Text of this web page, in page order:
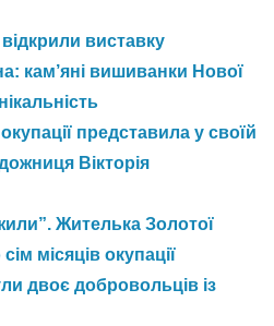
виставку
кам’яні вишиванки Нової
представила у своїй
Вікторія
Жителька Золотої
місяців окупації
двоє добровольців із